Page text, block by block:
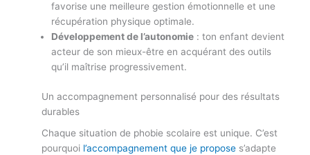
favorise une meilleure gestion émotionnelle et une
récupération physique optimale.
Développement de l’autonomie: ton enfant devient
acteur de son mieux-être en acquérant des outils
qu’il maîtrise progressivement.
Un accompagnement personnalisé pour des résultats
durables
Chaque situation de phobie scolaire est unique. C’est
pourquoi l’accompagnement que je propose s’adapte